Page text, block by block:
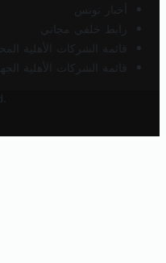
أخبار تونس
رابط خلفي مجاني
قائمة الشركات الأهلية
قائمة الشركات الأهلية